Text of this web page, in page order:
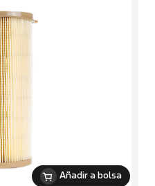
Añadir a bolsa